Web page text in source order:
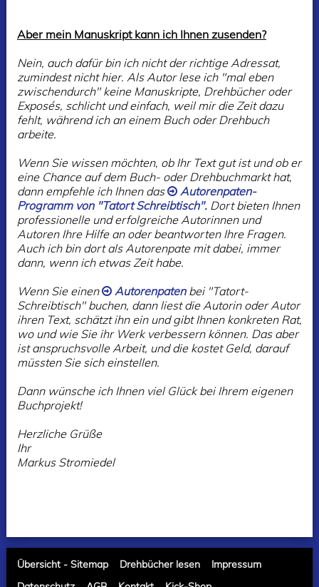
Aber mein Manuskript kann ich Ihnen zusenden?
Nein, auch dafür bin ich nicht der richtige Adressat,
zumindest nicht hier. Als Autor lese ich "mal eben
zwischendurch" keine Manuskripte, Drehbücher oder
Exposés, schlicht und einfach, weil mir die Zeit dazu
fehlt, während ich an einem Buch oder Drehbuch
arbeite.
Wenn Sie wissen möchten, ob Ihr Text gut ist und ob er
eine Chance auf dem Buch- oder Drehbuchmarkt hat,
dann empfehle ich Ihnen das
Autorenpaten-
Programm von "Tatort Schreibtisch". Dort bieten Ihnen
professionelle und erfolgreiche Autorinnen und
Autoren Ihre Hilfe an oder beantworten Ihre Fragen.
Auch ich bin dort als Autorenpate mit dabei, immer
dann, wenn ich etwas Zeit habe.
Wenn Sie einen
Autorenpatenbei "Tatort-
Schreibtisch" buchen, dann liest die Autorin oder Autor
ihren Text, schätzt ihn ein und gibt Ihnen konkreten Rat,
wo und wie Sie ihr Werk verbessern können. Das aber
ist anspruchsvolle Arbeit, und die kostet Geld, darauf
müssten Sie sich einstellen.
Dann wünsche ich Ihnen viel Glück bei Ihrem eigenen
Buchprojekt!
Herzliche Grüße
Ihr
Markus Stromiedel
Übersicht - Sitemap Drehbücher lesen
Impressum